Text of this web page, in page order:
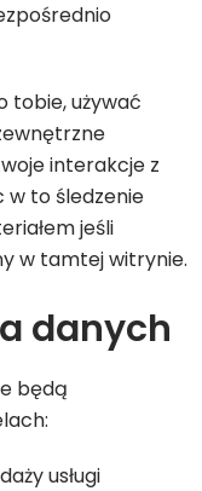
tobie, używać
interakcje z
w to śledzenie
jeśli
w tamtej witrynie.
danych
będą
usługi